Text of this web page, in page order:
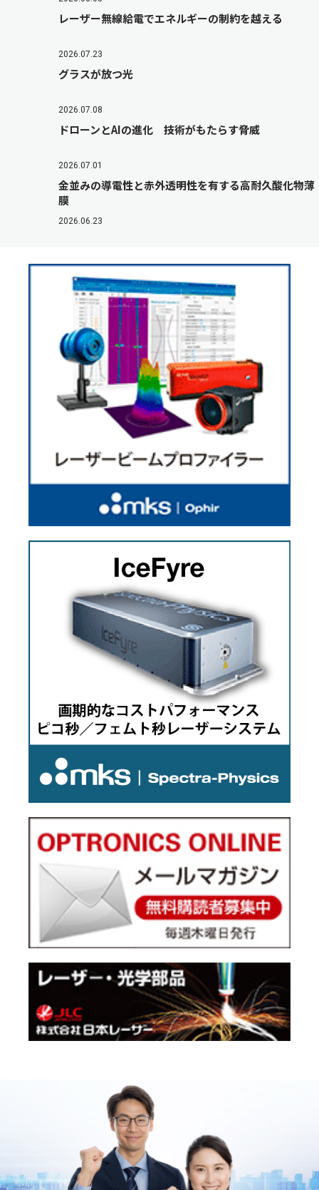
レーザー無線給電でエネルギーの制約を越える
2026.07.23
グラスが放つ光
2026.07.08
ドローンとAIの進化 技術がもたらす脅威
2026.07.01
金並みの導電性と赤外透明性を有する高耐久酸化物薄
膜
2026.06.23